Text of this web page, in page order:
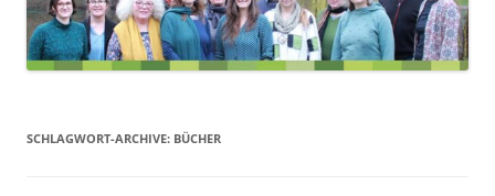
SCHLAGWORT-ARCHIVE: BÜCHER